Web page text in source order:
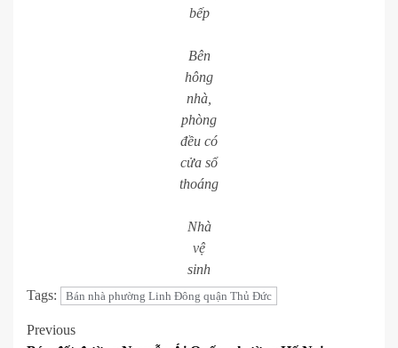
bếp
Bên
hông
nhà,
phòng
đều có
cửa sổ
thoáng
Nhà
vệ
sinh
Tags:
Bán nhà phường Linh Đông quận Thủ Đức
Post
Previous